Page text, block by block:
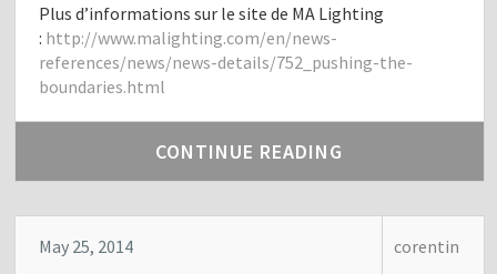
Plus d’informations sur le site de MA Lighting
: http://www.malighting.com/en/news-
references/news/news-details/752_pushing-the-
boundaries.html
CONTINUE READING
May 25, 2014 corentin